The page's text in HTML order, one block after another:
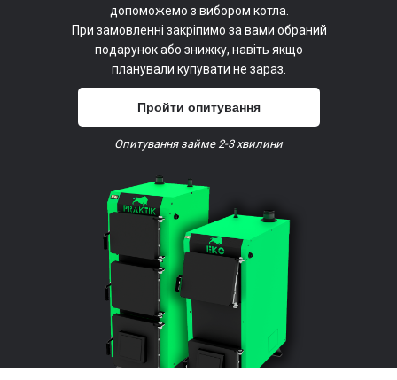
допоможемо з вибором котла.
При замовленні закріпимо за вами обраний
подарунок або знижку, навіть якщо
планували купувати не зараз.
Пройти опитування
Опитування займе 2-3 хвилини